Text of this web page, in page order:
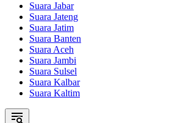
Suara Jabar
Suara Jateng
Suara Jatim
Suara Banten
Suara Aceh
Suara Jambi
Suara Sulsel
Suara Kalbar
Suara Kaltim